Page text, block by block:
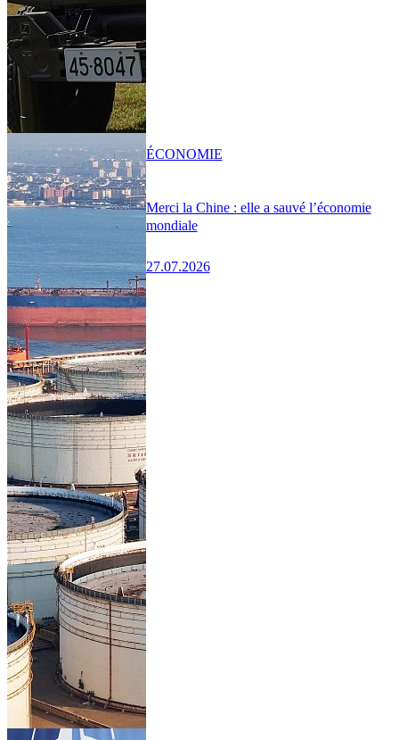
Merci la Chine : elle a sauvé l’économie
mondiale
27.07.2026
ÉCONOMIE